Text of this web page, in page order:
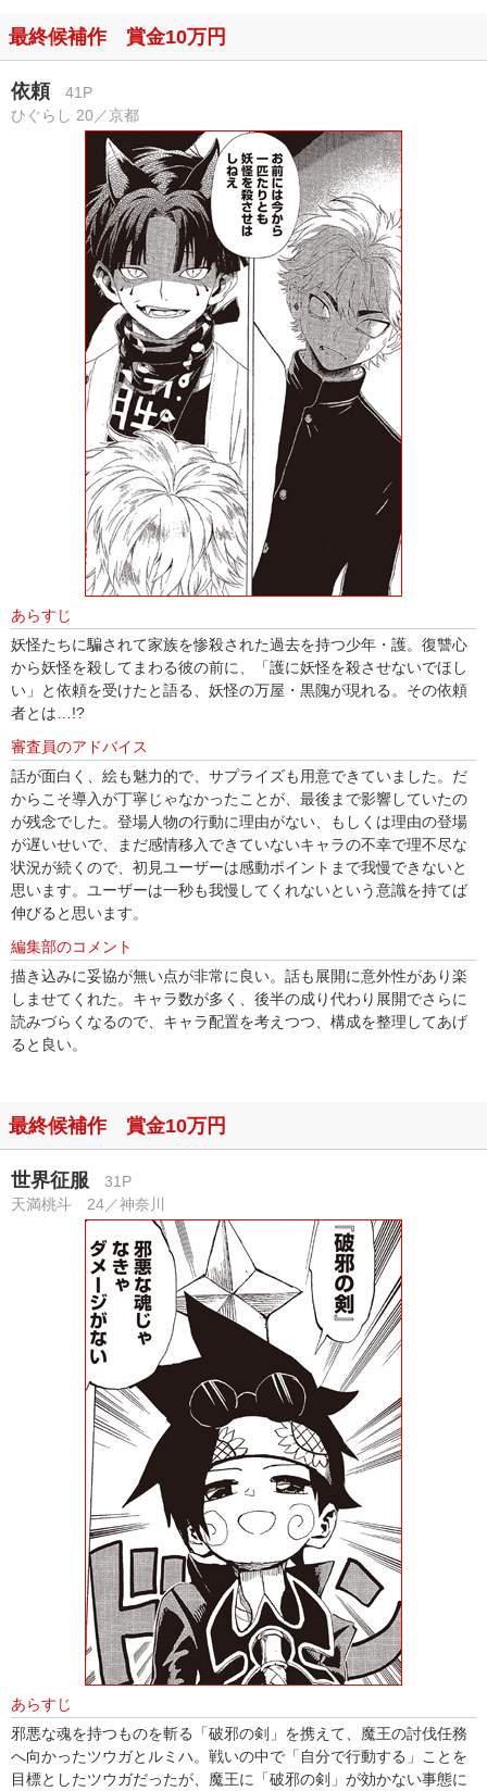
最終候補作 賞金10万円
依頼 41P
ひぐらし 20／京都
あらすじ
妖怪たちに騙されて家族を惨殺された過去を持つ少年・護。復讐心
から妖怪を殺してまわる彼の前に、「護に妖怪を殺させないでほし
い」と依頼を受けたと語る、妖怪の万屋・黒隗が現れる。その依頼
者とは…!?
審査員のアドバイス
話が面白く、絵も魅力的で、サプライズも用意できていました。だ
からこそ導入が丁寧じゃなかったことが、最後まで影響していたの
が残念でした。登場人物の行動に理由がない、もしくは理由の登場
が遅いせいで、まだ感情移入できていないキャラの不幸で理不尽な
状況が続くので、初見ユーザーは感動ポイントまで我慢できないと
思います。ユーザーは一秒も我慢してくれないという意識を持てば
伸びると思います。
編集部のコメント
描き込みに妥協が無い点が非常に良い。話も展開に意外性があり楽
しませてくれた。キャラ数が多く、後半の成り代わり展開でさらに
読みづらくなるので、キャラ配置を考えつつ、構成を整理してあげ
ると良い。
最終候補作 賞金10万円
世界征服 31P
天満桃斗 24／神奈川
あらすじ
邪悪な魂を持つものを斬る「破邪の剣」を携えて、魔王の討伐任務
へ向かったツウガとルミハ。戦いの中で「自分で行動する」ことを
目標としたツウガだったが、魔王に「破邪の剣」が効かない事態に